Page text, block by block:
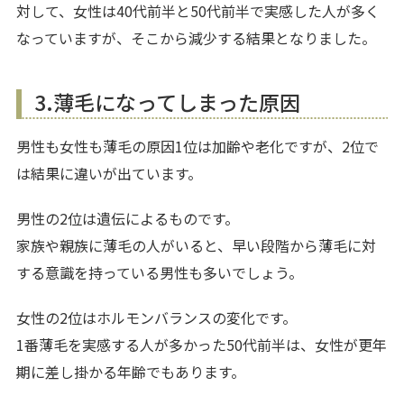
対して、女性は40代前半と50代前半で実感した人が多く
なっていますが、そこから減少する結果となりました。
3.薄毛になってしまった原因
男性も女性も薄毛の原因1位は加齢や老化ですが、2位で
は結果に違いが出ています。
男性の2位は遺伝によるものです。
家族や親族に薄毛の人がいると、早い段階から薄毛に対
する意識を持っている男性も多いでしょう。
女性の2位はホルモンバランスの変化です。
1番薄毛を実感する人が多かった50代前半は、女性が更年
期に差し掛かる年齢でもあります。